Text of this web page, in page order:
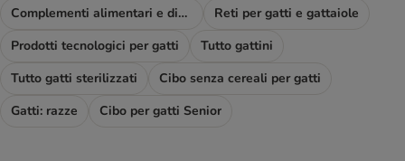
Complementi alimentari e diete
Reti per gatti e gattaiole
Prodotti tecnologici per gatti
Tutto gattini
Tutto gatti sterilizzati
Cibo senza cereali per gatti
Gatti: razze
Cibo per gatti Senior